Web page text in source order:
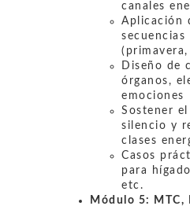
canales
Aplicación
secuencias
Diseño de
órganos,
emociones
Sostener
silencio y
clases
Casos
para
etc.
Módulo 5:
MTC,